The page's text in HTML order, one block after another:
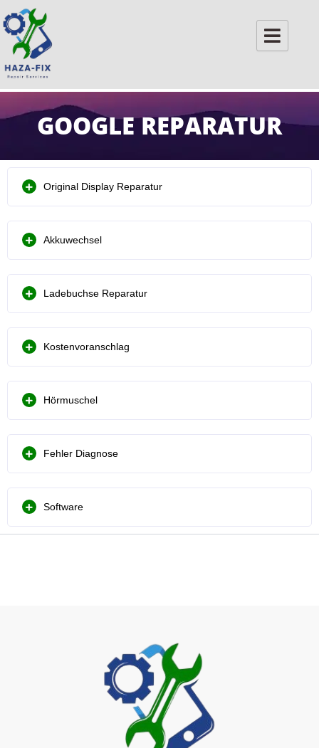
to
content
GOOGLE REPARATUR
Original Display Reparatur
Akkuwechsel
Ladebuchse Reparatur
Kostenvoranschlag
Hörmuschel
Fehler Diagnose
Software